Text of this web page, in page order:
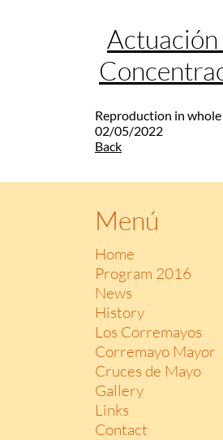
Reproduction in
02/05/2022
Back
Menú
Home
Program 2016
News
History
Los Corremayos
Corremayo Mayor
Cruces de Mayo
Gallery
Links
Contact